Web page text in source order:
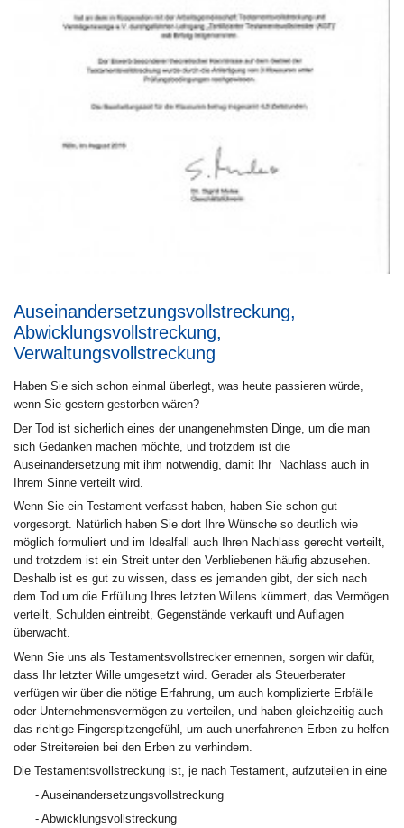
Auseinandersetzungsvollstreckung,
Abwicklungsvollstreckung,
Verwaltungsvollstreckung
Haben Sie sich schon einmal überlegt, was heute passieren würde,
wenn Sie gestern gestorben wären?
Der Tod ist sicherlich eines der unangenehmsten Dinge, um die man
sich Gedanken machen möchte, und trotzdem ist die
Auseinandersetzung mit ihm notwendig, damit Ihr Nachlass auch in
Ihrem Sinne verteilt wird.
Wenn Sie ein Testament verfasst haben, haben Sie schon gut
vorgesorgt. Natürlich haben Sie dort Ihre Wünsche so deutlich wie
möglich formuliert und im Idealfall auch Ihren Nachlass gerecht verteilt,
und trotzdem ist ein Streit unter den Verbliebenen häufig abzusehen.
Deshalb ist es gut zu wissen, dass es jemanden gibt, der sich nach
dem Tod um die Erfüllung Ihres letzten Willens kümmert, das Vermögen
verteilt, Schulden eintreibt, Gegenstände verkauft und Auflagen
überwacht.
Wenn Sie uns als Testamentsvollstrecker ernennen, sorgen wir dafür,
dass Ihr letzter Wille umgesetzt wird. Gerader als Steuerberater
verfügen wir über die nötige Erfahrung, um auch komplizierte Erbfälle
oder Unternehmensvermögen zu verteilen, und haben gleichzeitig auch
das richtige Fingerspitzengefühl, um auch unerfahrenen Erben zu helfen
oder Streitereien bei den Erben zu verhindern.
Die Testamentsvollstreckung ist, je nach Testament, aufzuteilen in eine
- Auseinandersetzungsvollstreckung
- Abwicklungsvollstreckung